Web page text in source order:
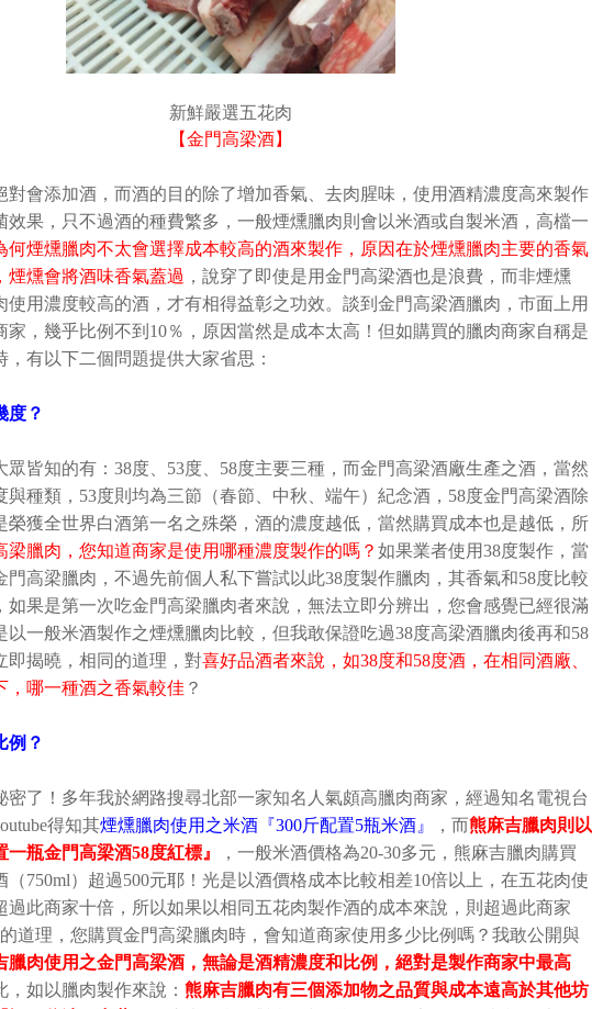
新鮮嚴選五花肉
【金門高梁酒】
對會添加酒，而酒的目的除了增加香氣、去肉腥味，使用酒精濃度高來製作
效果，只不過酒的種費繁多，一般煙燻臘肉則會以米酒或自製米酒，高檔一
何煙燻臘肉不太會選擇成本較高的酒來製作，原因在於煙燻臘肉主要的香氣
煙燻會將酒味香氣蓋過 ，說穿了即使是用金門高梁酒也是浪費，而非煙燻
使用濃度較高的酒，才有相得益彰之功效。談到金門高梁酒臘肉，市面上用
家，幾乎比例不到 10％，原因當然是成本太高！但如購買的臘肉商家自稱是
，有以下二個問題提供大家省思：
度？
皆知的有： 38度、 53度、 58度主要三種，而金門高梁酒廠生產之酒，當然
種類， 53度則均為三節（春節、中秋、端午）紀念酒， 58度金門高梁酒除
榮獲全世界白酒第一名之殊榮，酒的濃度越低，當然購買成本也是越低，所
梁臘肉，您知道商家是使用哪種濃度製作的嗎？ 如果業者使用38度製作，當
門高梁臘肉，不過先前個人私下嘗試以此38度製作臘肉，其香氣和58度比較
如果是第一次吃金門高梁臘肉者來說，無法立即分辨出，您會感覺已經很滿
以一般米酒製作之煙燻臘肉比較，但我敢保證吃過38度高梁酒臘肉後再和58
即揭曉，相同的道理，對喜好品酒者來說，如38度和58度酒，在相同酒廠、
，哪一種酒之香氣較佳 ？
例？
密了！多年我於網路搜尋北部一家知名人氣頗高臘肉商家，經過知名電視台
得知其煙燻臘肉使用之米酒『300斤配置5瓶米酒』 ，而熊麻吉臘肉則以
一瓶金門高梁酒58度紅標』 ，一般米酒價格為20-30多元，熊麻吉臘肉購買
（750ml）超過500元耶！光是以酒價格成本比較相差10倍以上，在五花肉使
過此商家十倍，所以如果以相同五花肉製作酒的成本來說，則超過此商家
道理，您購買金門高梁臘肉時，會知道商家使用多少比例嗎？我敢公開與
臘肉使用之金門高梁酒，無論是酒精濃度和比例，絕對是製作商家中最高
，如以臘肉製作來說： 熊麻吉臘肉有三個添加物之品質與成本遠高於其他坊